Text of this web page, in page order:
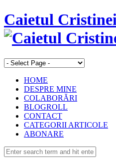
Caietul
HOME
DESPRE MINE
COLABORĂRI
BLOGROLL
CONTACT
CATEGORII ARTICOLE
ABONARE